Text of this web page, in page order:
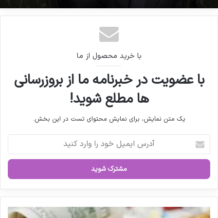
فعالیت سازمان غذا و دارو با حداقل ۵۰ درصد
با خرید محصول از ما
با عضویت در خبرنامه ما از بروزرسانی
ها مطلع شوید!
یک متن نمایش، برای نمایش محتوای تست در این بخش.
ر
ا
ی
م
ی
ع